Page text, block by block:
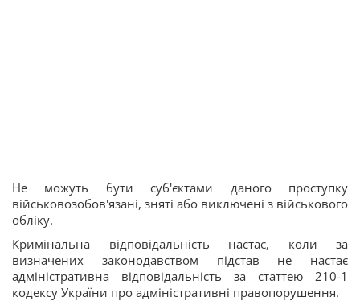
Не можуть бути суб'єктами даного проступку
військовозобов'язані, зняті або виключені з військового
обліку.
Кримінальна відповідальність настає, коли за
визначених законодавством підстав не настає
адміністративна відповідальність за статтею 210-1
кодексу України про адміністративні правопорушення.